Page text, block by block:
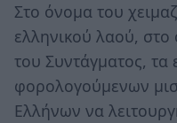
Στο όνομα του
ελληνικού λαού,
του Συντάγματος, τα
φορολογούμενων
Ελλήνων να